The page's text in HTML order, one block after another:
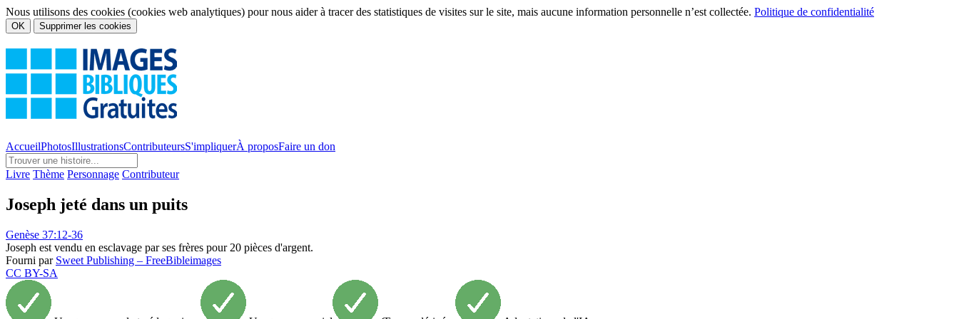
Nous utilisons des cookies (cookies web analytiques) pour nous aider à tracer des statistiques de visites sur le site, mais aucune information personnelle n’est collectée. Politique de confidentialité
OK Supprimer les cookies
AccueilPhotosIllustrationsContributeursS'impliquerÀ proposFaire un don
Livre Thème Personnage Contributeur
Joseph jeté dans un puits
Genèse 37:12-36
Joseph est vendu en esclavage par ses frères pour 20 pièces d'argent.
Fourni par Sweet Publishing – FreeBibleimages
CC BY-SA